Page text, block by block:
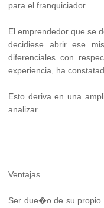
para el franquiciador.
El emprendedor que se
decidiese abrir ese
diferenciales con
experiencia, ha
Esto deriva en una
analizar.
Ventajas
Ser due�o de su propio